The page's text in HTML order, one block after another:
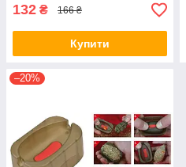
132 ₴ 166 ₴
Купити
–20%